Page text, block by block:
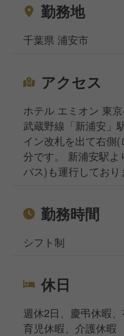
お金がなくて困ってい
相談窓口事務所は東京
の転職・就職のプロが
さいませ。
勤務地
千葉県 浦安市
アクセス
ホテル エミオン 東
武蔵野線「新浦安」
イン改札を出て右側
分です。 新浦安駅よ
バス)も運行しており
勤務時間
シフト制
休日
週休2日、慶弔休暇、
育児休暇、介護休暇